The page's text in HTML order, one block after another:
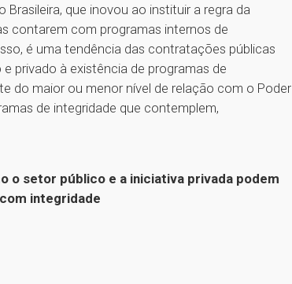
que inovou ao instituir a regra da
contarem com programas internos de
é uma tendência das contratações públicas
privado à existência de programas de
do maior ou menor nível de relação com o Poder
de integridade que contemplem,
o setor público e a iniciativa privada podem
integridade